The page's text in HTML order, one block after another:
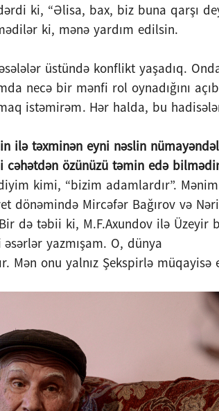
ki, “Əlisa, bax, biz buna qarşı
ki, mənə yardım edilsin.
üstündə konflikt yaşadıq.
necə bir mənfi rol oynadığını
istəmirəm. Hər halda, bu
ilə təxminən eyni nəslin
cəhətdən özünüzü təmin edə
kimi, “bizim adamlardır”.
dönəmində Mircəfər Bağırov və
də təbii ki, M.F.Axundov ilə Üzeyir
əsərlər yazmışam. O, dünya
Mən onu yalnız Şekspirlə müqayisə